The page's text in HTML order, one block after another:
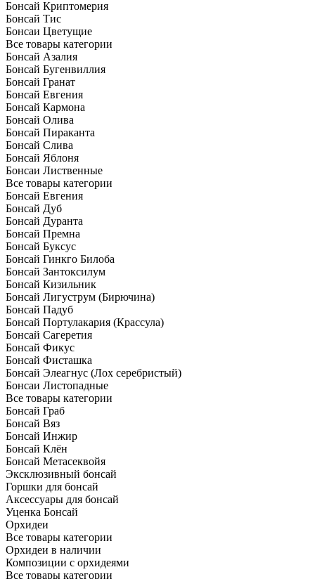
Бонсай Криптомерия
Бонсай Тис
Бонсаи Цветущие
Все товары категории
Бонсай Азалия
Бонсай Бугенвиллия
Бонсай Гранат
Бонсай Евгения
Бонсай Кармона
Бонсай Олива
Бонсай Пираканта
Бонсай Слива
Бонсай Яблоня
Бонсаи Лиственные
Все товары категории
Бонсай Евгения
Бонсай Дуб
Бонсай Дуранта
Бонсай Премна
Бонсай Буксус
Бонсай Гинкго Билоба
Бонсай Зантоксилум
Бонсай Кизильник
Бонсай Лигуструм (Бирючина)
Бонсай Падуб
Бонсай Портулакария (Крассула)
Бонсай Сагеретия
Бонсай Фикус
Бонсай Фисташка
Бонсай Элеагнус (Лох серебристый)
Бонсаи Листопадные
Все товары категории
Бонсай Граб
Бонсай Вяз
Бонсай Инжир
Бонсай Клён
Бонсай Метасеквойя
Эксклюзивный бонсай
Горшки для бонсай
Аксессуары для бонсай
Уценка Бонсай
Орхидеи
Все товары категории
Орхидеи в наличии
Композиции с орхидеями
Все товары категории